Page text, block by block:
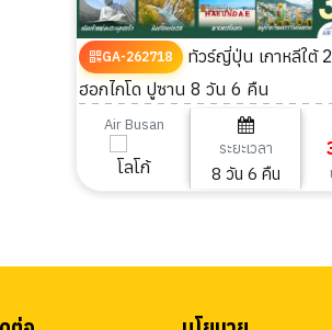
GA-262718
ทัวร์ญี่ปุ่น เกาหลีใต้ 2 ประเทศ
ฮอกไกโด ปูซาน 8 วัน 6 คืน
Air Busan
ระยะเวลา
8 วัน 6 คืน